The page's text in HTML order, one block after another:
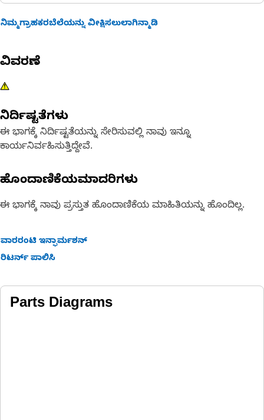
ನಿಮ್ಮಗ್ರಾಹಕರಬೆಲೆಯನ್ನು ವೀಕ್ಷಿಸಲುಲಾಗಿನ್ಮಾಡಿ
ವಿವರಣೆ
ನಿರ್ದಿಷ್ಟತೆಗಳು
ಈ ಭಾಗಕ್ಕೆ ನಿರ್ದಿಷ್ಟತೆಯನ್ನು ಸೇರಿಸುವಲ್ಲಿ ನಾವು ಇನ್ನೂ
ಕಾರ್ಯನಿರ್ವಹಿಸುತ್ತಿದ್ದೇವೆ.
ಹೊಂದಾಣಿಕೆಯಮಾದರಿಗಳು
ಈ ಭಾಗಕ್ಕೆ ನಾವು ಪ್ರಸ್ತುತ ಹೊಂದಾಣಿಕೆಯ ಮಾಹಿತಿಯನ್ನು ಹೊಂದಿಲ್ಲ.
ವಾರರಂಟಿ ಇನ್ಫಾರ್ಮಶನ್
ರಿಟರ್ನ್ ಪಾಲಿಸಿ
Parts Diagrams